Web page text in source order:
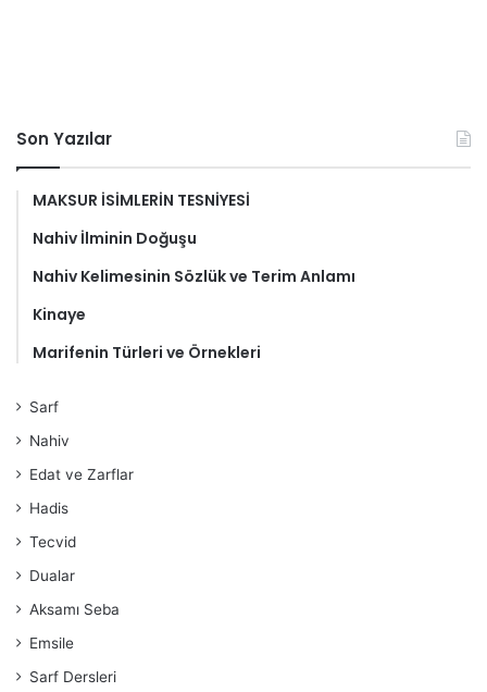
Son Yazılar
MAKSUR İSİMLERİN TESNİYESİ
Nahiv İlminin Doğuşu
Nahiv Kelimesinin Sözlük ve Terim Anlamı
Kinaye
Marifenin Türleri ve Örnekleri
Sarf
Nahiv
Edat ve Zarflar
Hadis
Tecvid
Dualar
Aksamı Seba
Emsile
Sarf Dersleri